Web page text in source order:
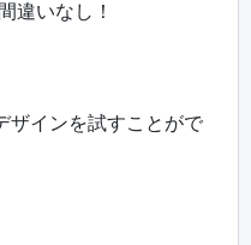
違いなし！
ザインを試すことがで